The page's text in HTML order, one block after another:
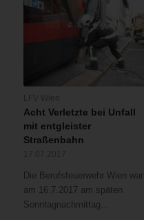
Acht Verletzte bei Unfall
mit entgleister
Straßenbahn
Die Berufsfeuerwehr Wien war
am 16.7.2017 am späten
Sonntagnachmittag…